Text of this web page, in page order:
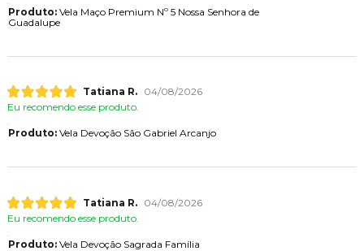
Produto:Vela Maço Premium Nº 5 Nossa Senhora de
Guadalupe
Tatiana R.
04/08/2026
Eu recomendo esse produto.
Produto:Vela Devoção São Gabriel Arcanjo
Tatiana R.
04/08/2026
Eu recomendo esse produto.
Produto:Vela Devoção Sagrada Família